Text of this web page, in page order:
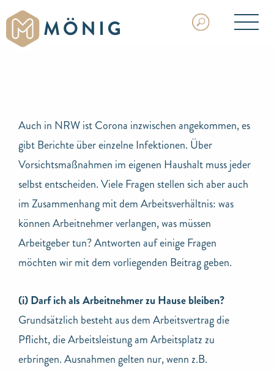
Auch in NRW ist Corona inzwischen angekommen, es
gibt Berichte über einzelne Infektionen. Über
Vorsichtsmaßnahmen im eigenen Haushalt muss jeder
selbst entscheiden. Viele Fragen stellen sich aber auch
im Zusammenhang mit dem Arbeitsverhältnis: was
können Arbeitnehmer verlangen, was müssen
Arbeitgeber tun? Antworten auf einige Fragen
möchten wir mit dem vorliegenden Beitrag geben.
(i) Darf ich als Arbeitnehmer zu Hause bleiben?
Grundsätzlich besteht aus dem Arbeitsvertrag die
Pflicht, die Arbeitsleistung am Arbeitsplatz zu
erbringen. Ausnahmen gelten nur, wenn z.B.